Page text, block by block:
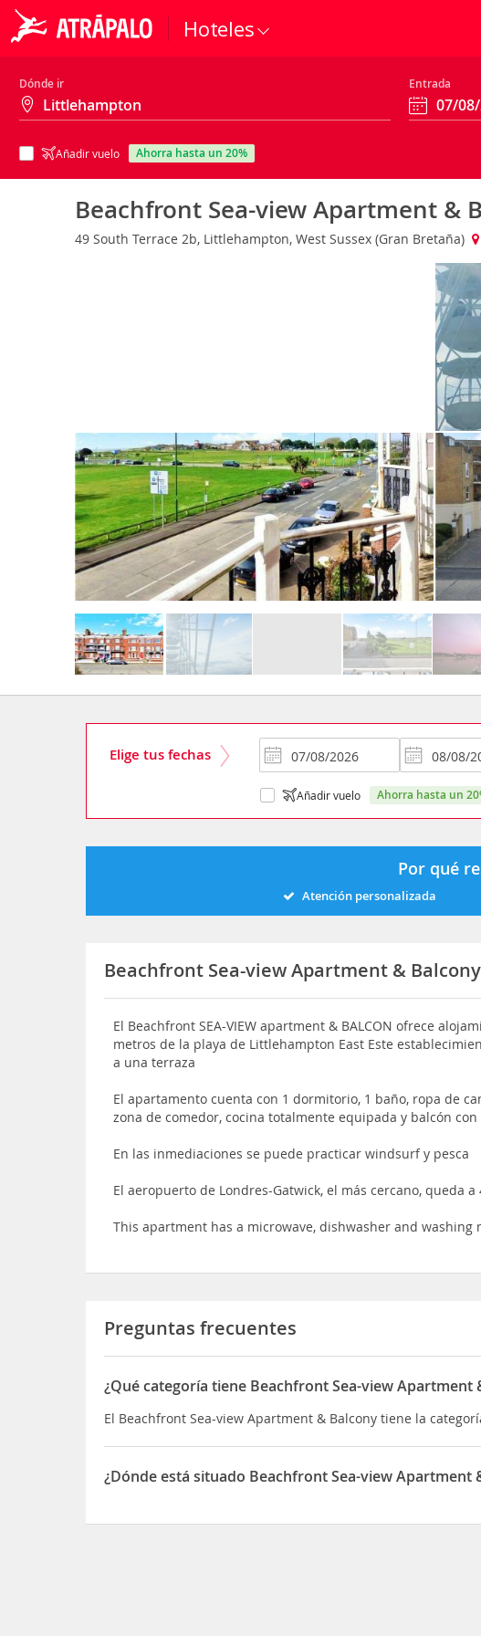
Hoteles
Dónde ir Entrada
Añadir vuelo ahorra hasta un 20%
Beachfront Sea-view Apartment &
49 South Terrace 2b, Littlehampton, West Sussex (Gran Bretaña)
Elige tus fechas
Añadir vuelo ahorra hasta un
Por qué
Atención personalizada
Beachfront Sea-view Apartment & Balcony
El Beachfront SEA-VIEW apartment & BALCON ofrece
metros de la playa de Littlehampton East Este
a una terraza
El apartamento cuenta con 1 dormitorio, 1 baño, ropa de
zona de comedor, cocina totalmente equipada y balcón
En las inmediaciones se puede practicar windsurf y pesca
El aeropuerto de Londres-Gatwick, el más cercano, queda a
This apartment has a microwave, dishwasher and washing
Preguntas frecuentes
¿Qué categoría tiene Beachfront Sea-view Apartment
El Beachfront Sea-view Apartment & Balcony tiene la
¿Dónde está situado Beachfront Sea-view Apartment